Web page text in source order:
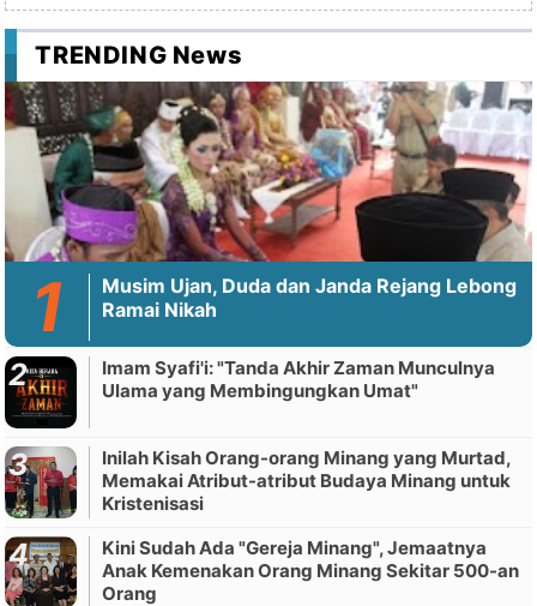
TRENDING News
Musim Ujan, Duda dan Janda Rejang Lebong
Ramai Nikah
Imam Syafi'i: "Tanda Akhir Zaman Munculnya
Ulama yang Membingungkan Umat"
Inilah Kisah Orang-orang Minang yang Murtad,
Memakai Atribut-atribut Budaya Minang untuk
Kristenisasi
Kini Sudah Ada "Gereja Minang", Jemaatnya
Anak Kemenakan Orang Minang Sekitar 500-an
Orang